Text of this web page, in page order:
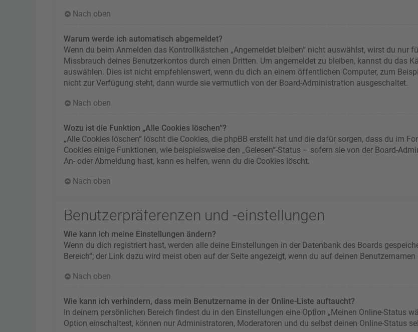
Nach oben
Warum werde ich automatisch abgemeldet?
Wenn du beim Anmelden das Kontrollkästchen „Angemeldet bleiben“ nicht auswählst, wirst du nur
Missbrauch deines Benutzerkontos durch einen Dritten. Um angemeldet zu bleiben, kannst du das
auswählen. Dies ist nicht empfehlenswert, wenn du dich an einem öffentlichen Computer, zum
nicht zur Verfügung steht, dann wurde sie vermutlich von der Board-Administration ausgeschaltet.
Nach oben
Wozu ist die Funktion „Alle Cookies löschen“?
„Alle Cookies löschen“ löscht die Cookies, die phpBB erstellt hat und die dafür sorgen, dass du im
Cookies einige Funktionen, wie beispielsweise den „Gelesen“-Status – sofern sie von der Board-
An- oder Abmeldung hast, kann es helfen, wenn du die Cookies löscht.
Nach oben
Benutzerpräferenzen und -einstellungen
Wie kann ich meine Einstellungen ändern?
Wenn du dich registriert hast, werden alle deine Einstellungen in der Datenbank des Boards
Bereich“; der Link dazu wird meist oben auf der Seite angezeigt, wenn du auf deinen
Nach oben
Wie kann ich verhindern, dass mein Benutzername in der Online-Liste auftaucht?
In deinem persönlichen Bereich findest du in den Einstellungen eine Option „Meinen Online-Status
Option einschaltest, können nur Administratoren, Moderatoren und du selbst deinen Online-Status